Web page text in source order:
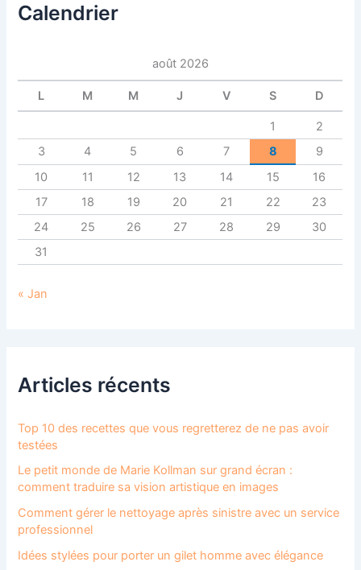
c
h
:
Calendrier
août 2026
L M M J V S D
1
2
3
4 5 6 7 8
9
10
11 12 13 14 15
16
17
18 19 20 21 22
23
24
25 26 27 28 29
30
31
« Jan
Articles récents
Top 10 des recettes que vous regretterez de ne pas avoir
testées
Le petit monde de Marie Kollman sur grand écran :
comment traduire sa vision artistique en images
Comment gérer le nettoyage après sinistre avec un service
professionnel
Idées stylées pour porter un gilet homme avec élégance